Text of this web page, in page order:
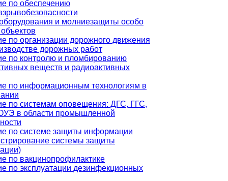
по обеспечению
и молниезащиты особо
по организации дорожного движения
дорожных работ
по контролю и пломбированию
веществ и радиоактивных
по информационным технологиям в
по системам оповещения: ДГС, ГГС,
в области промышленной
по системе защиты информации
системы защиты
по вакцинопрофилактике
по эксплуатации дезинфекционных